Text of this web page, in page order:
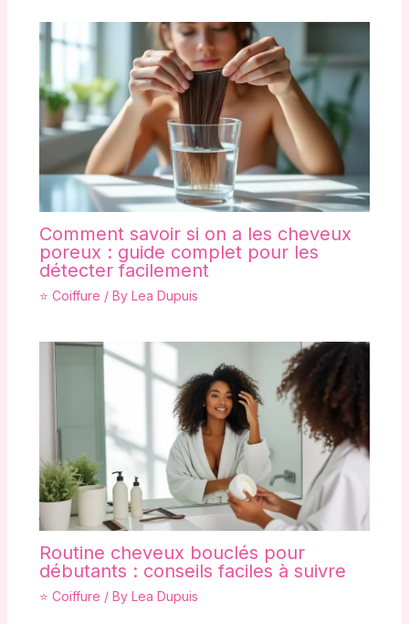
Comment savoir si on a les cheveux
poreux : guide complet pour les
détecter facilement
⭐ Coiffure / By Lea Dupuis
Routine cheveux bouclés pour
débutants : conseils faciles à suivre
⭐ Coiffure / By Lea Dupuis